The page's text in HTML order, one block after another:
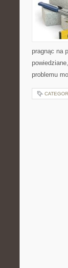
pragnąc na
problemu